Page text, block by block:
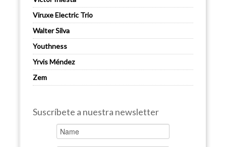
Viruxe Electric Trio
Walter Silva
Youthness
Yrvis Méndez
Zem
Suscríbete a nuestra newsletter